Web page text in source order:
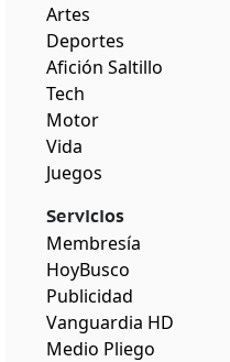
Artes
Deportes
Afición Saltillo
Tech
Motor
Vida
Juegos
Servicios
Membresía
HoyBusco
Publicidad
Vanguardia HD
Medio Pliego